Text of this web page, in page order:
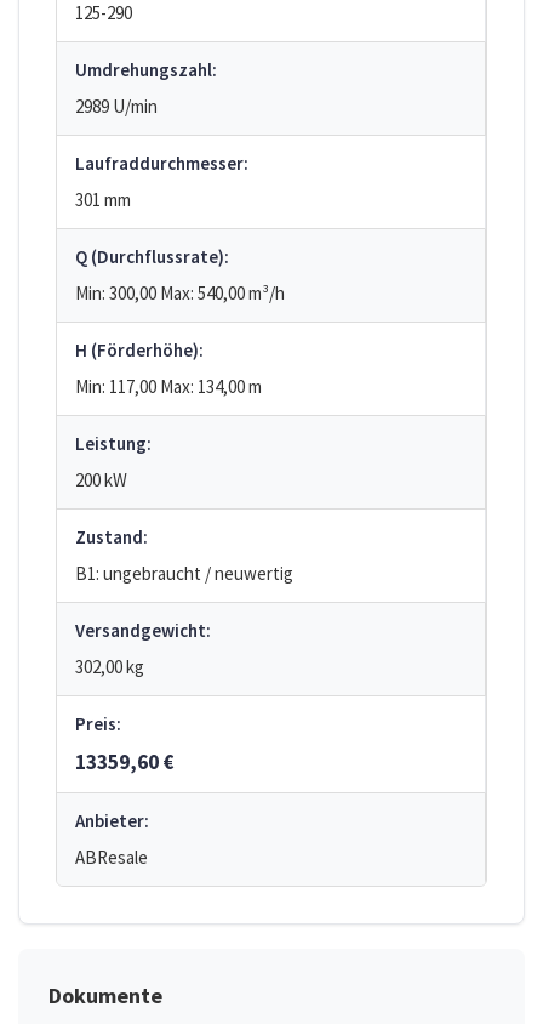
125-290
Umdrehungszahl:
2989 U/min
Laufraddurchmesser:
301 mm
Q (Durchflussrate):
Min: 300,00 Max: 540,00m³/h
H (Förderhöhe):
Min: 117,00 Max: 134,00m
Leistung:
200 kW
Zustand:
B1: ungebraucht / neuwertig
Versandgewicht:
302,00 kg
Preis:
13359,60 €
Anbieter:
ABResale
Dokumente